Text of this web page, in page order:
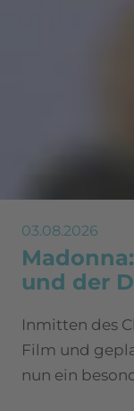
03.08.2026
und der
Inmitten des
Film und
nun ein